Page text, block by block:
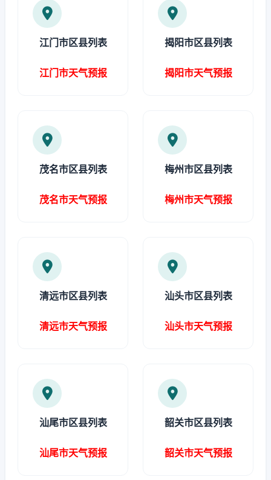
江门市区县列表
江门市天气预报
揭阳市区县列表
揭阳市天气预报
茂名市区县列表
茂名市天气预报
梅州市区县列表
梅州市天气预报
清远市区县列表
清远市天气预报
汕头市区县列表
汕头市天气预报
汕尾市区县列表
汕尾市天气预报
韶关市区县列表
韶关市天气预报